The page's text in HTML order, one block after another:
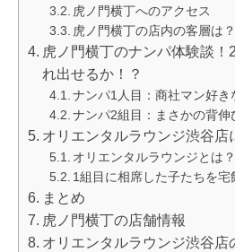
虎ノ門横丁へのアクセス
虎ノ門横丁の店内の客層は？
虎ノ門横丁のナンパ体験談！
れ出せるか！？
ナンパ1人目：商社マン好
ナンパ2組目：まさかの背伸
オリエンタルラウンジ渋谷店
オリエンタルラウンジとは？
1組目に相席した子たちを宅
まとめ
虎ノ門横丁の店舗情報
オリエンタルラウンジ渋谷店